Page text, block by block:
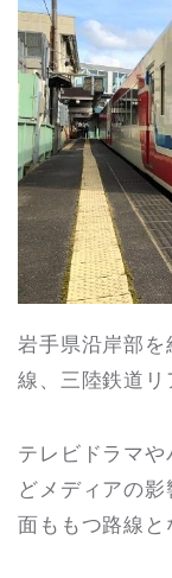
岩手県沿岸部
線、三陸鉄道リ
テレビドラマ
どメディアの
面ももつ路線と